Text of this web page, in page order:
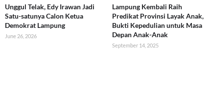
Unggul Telak, Edy Irawan Jadi
Satu-satunya Calon Ketua
Demokrat Lampung
June 26, 2026
Lampung Kembali Raih
Predikat Provinsi Layak Anak,
Bukti Kepedulian untuk Masa
Depan Anak-Anak
September 14, 2025